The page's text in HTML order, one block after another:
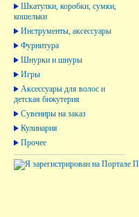
Шкатулки, коробки, сумки,
кошельки
Инструменты, аксессуары
Фурнитура
Шнурки и шнуры
Игры
Аксессуары для волос и
детская бижутерия
Сувениры на заказ
Кулинария
Прочее